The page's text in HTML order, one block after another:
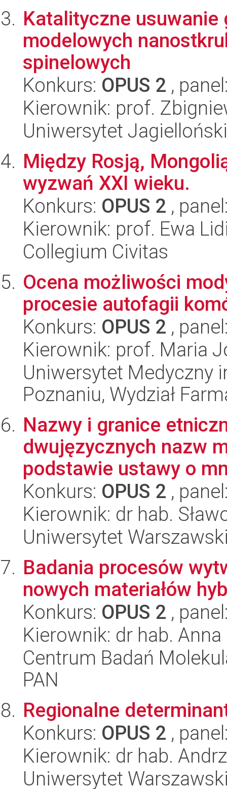
Katalityczne usuwanie
modelowych
spinelowych
Konkurs: OPUS 2 ,
Kierownik: prof.
Uniwersytet
Między Rosją,
wyzwań XXI wieku.
Konkurs: OPUS 2 ,
Kierownik: prof. Ewa
Collegium Civitas
Ocena możliwości
procesie autofagii
Konkurs: OPUS 2 ,
Kierownik: prof. Maria
Uniwersytet Medyczny
Poznaniu, Wydział
Nazwy i granice
dwujęzycznych nazw
podstawie ustawy o
Konkurs: OPUS 2 ,
Kierownik: dr hab.
Uniwersytet
Badania procesów
nowych materiałów
Konkurs: OPUS 2 ,
Kierownik: dr hab.
Centrum Badań
PAN
Regionalne
Konkurs: OPUS 2 ,
Kierownik: dr hab.
Uniwersytet